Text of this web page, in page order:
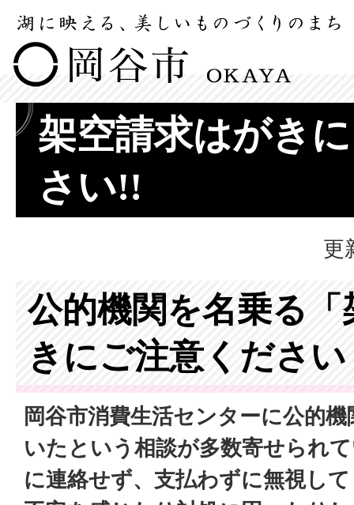
架空請求はがき
さい!!
更
公的機関を名乗る
きにご注意くださ
岡谷市消費生活センターに公的
いたという相談が多数寄せられ
に連絡せず、支払わずに無視し